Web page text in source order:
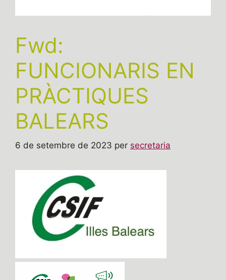
Fwd:
FUNCIONARIS EN
PRÀCTIQUES
BALEARS
6 de setembre de 2023 per secretaria